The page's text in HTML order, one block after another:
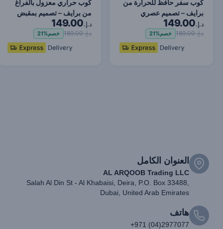
كوب سفر حافظ للحرارة من
برايف – تصميم عصري
بمقبض دوار 180°، يحفظ…
د.إ.149.00
د.إ. 189.00 خصم21%
كوب حراري معزول بالفراغ
من برايف – تصميم بمقبض
دوار 180°، يحفظ ا…
د.إ.149.00
د.إ. 189.00 خصم21%
العنوان الكامل
AL ARQOOB Trading LLC
Salah Al Din St - Al Khabaisi, Deira, P.O. Box 33488,
Dubai, United Arab Emirates
هاتف
+971 (04)2977077